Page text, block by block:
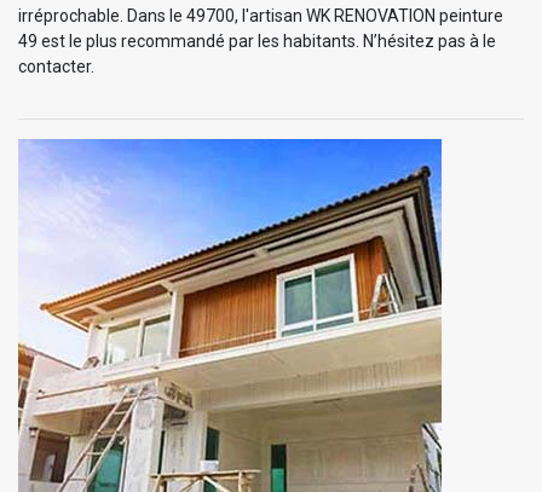
irréprochable. Dans le 49700, l'artisan WK RENOVATION peinture
49 est le plus recommandé par les habitants. N’hésitez pas à le
contacter.